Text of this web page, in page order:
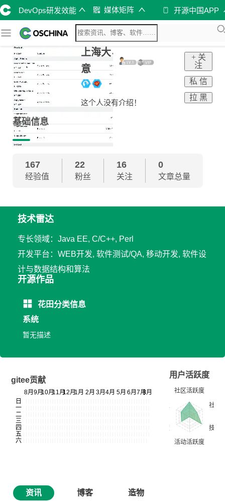
DevOps研发效能 媒体矩阵 开源中国APP
上海大
意
这个人没有介绍！
+ 关
注
私 信
拉 黑
基础信息
167
经验值
22
粉丝
16
关注
0
文章总量
技术雷达
专长领域：Java EE, C/C++, Perl
开发平台：WEB开发, 软件测试/QA, 移动开发, 软件设
计与数据结构和算法
开源作品
花田分类信息
系统
暂无描述
gitee贡献
用户活跃度
资讯 博客
造物